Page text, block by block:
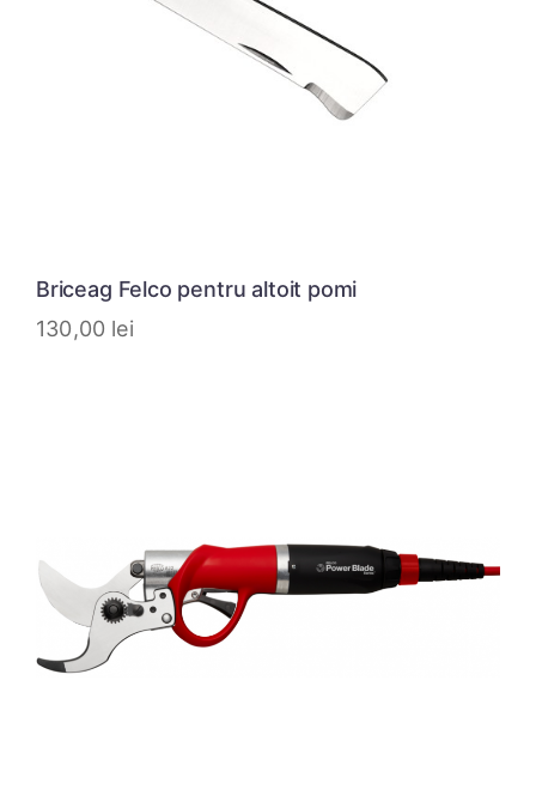
Briceag Felco pentru altoit pomi
130,00 lei